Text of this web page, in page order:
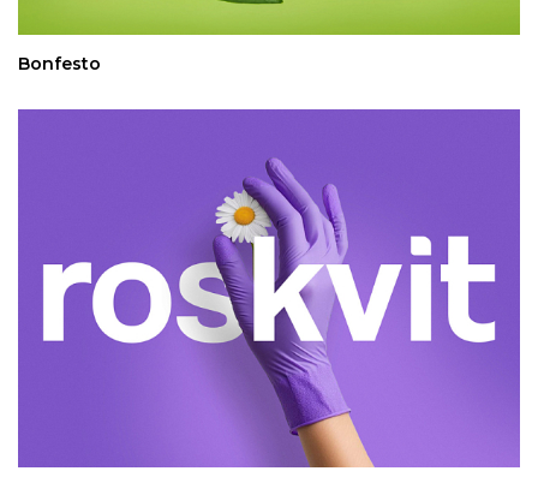
Bonfesto